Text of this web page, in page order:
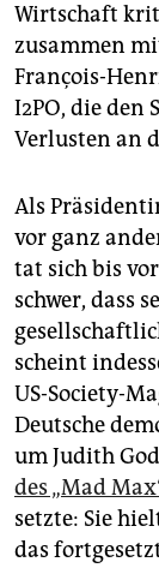
Wirtschaft
zusammen
François-
I2PO, die den
Verlusten an
Als
vor ganz
tat sich bis
schwer, dass
scheint
US-Society-
Deutsche
um Judith
des „Mad
setzte: Sie
das